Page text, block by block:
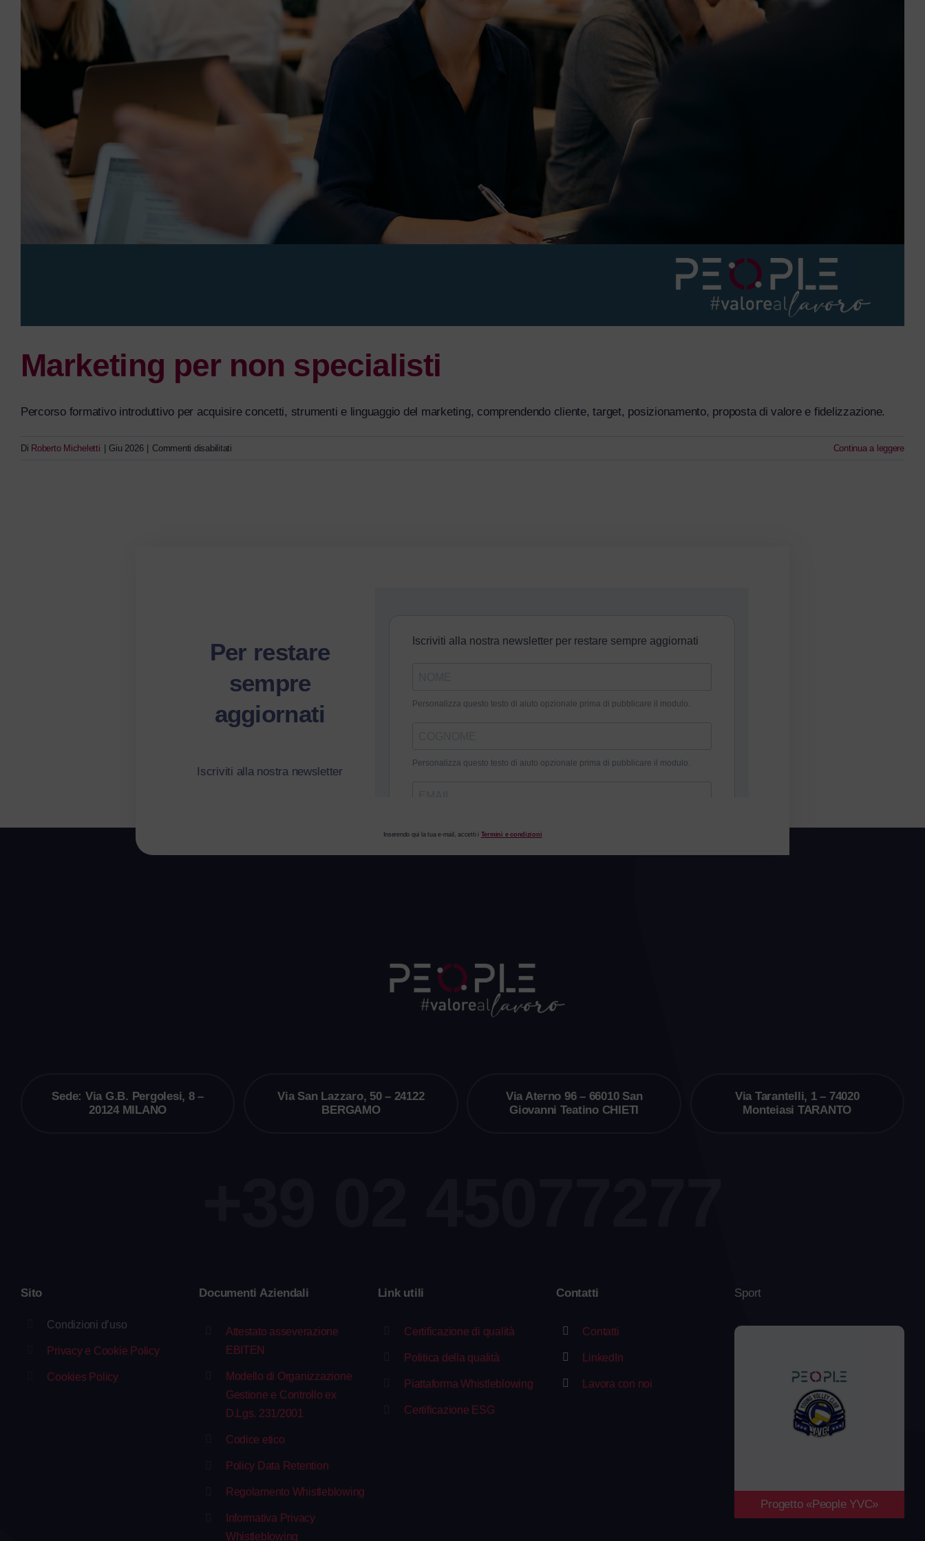
Marketing per non specialisti
Percorso formativo introduttivo per acquisire concetti, strumenti e linguaggio del marketing, comprendendo cliente, target, posizionamento, proposta di valore e fidelizzazione.
Di Roberto Micheletti Giu 2026 Commenti disabilitatisu
Continua a leggere
Per restare
sempre
aggiornati
Iscriviti alla nostra newsletter
Inserendo qui la tua e-mail, accetti i Termini e condizioni
Sede: Via G.B. Pergolesi, 8 –
20124 MILANO
Via San Lazzaro, 50 – 24122
BERGAMO
Via Aterno 96 – 66010 San
Giovanni Teatino CHIETI
Via Tarantelli, 1 – 74020
Monteiasi TARANTO
Sito
Condizioni d’uso
Privacy e Cookie Policy
Cookies Policy
Documenti Aziendali
Attestato asseverazione
EBITEN
Modello di Organizzazione
Gestione e Controllo ex
D.Lgs. 231/2001
Codice etico
Policy Data Retention
Regolamento Whistleblowing
Informativa Privacy
Whistleblowing
Link utili
Certificazione di qualità
Politica della qualità
Piattaforma Whistleblowing
Certificazione ESG
Contatti
Contatti
LinkedIn
Lavora con noi
Sport
Progetto «People YVC»